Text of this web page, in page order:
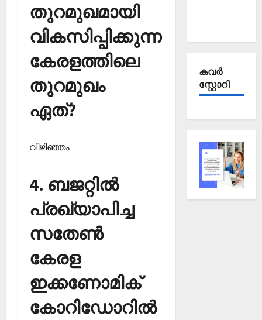
തുറമുഖമായി
വികസിപ്പിക്കുന്ന
കേരളത്തിലെ
തുറമുഖം
ഏത്?
വിഴിഞ്ഞം
4. ബജറ്റില്‍
പ്രഖ്യാപിച്ച
സതേണ്‍
കേരള
ഇക്കണോമിക്
കോറിഡോറില്‍
കവര്‍
സ്റ്റോറി